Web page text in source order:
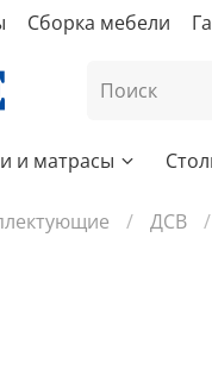
Сборка мебели
и матрасы
ДСВ